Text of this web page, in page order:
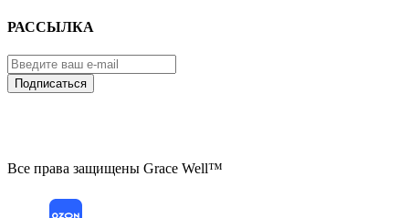
РАССЫЛКА
Подписаться
Все права защищены Grace Well™